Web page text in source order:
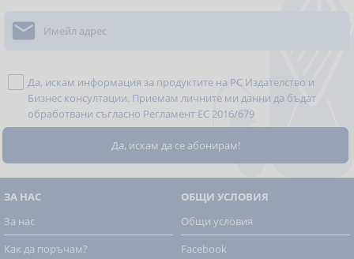

Да, искам информация за продуктите на РС Издателство и
Бизнес консултации. Приемам личните ми данни да бъдат
обработвани съгласно Регламент ЕС 2016/679
ЗА НАС
За нас
Как да поръчам?
ОБЩИ УСЛОВИЯ
Общи условия
Facebook